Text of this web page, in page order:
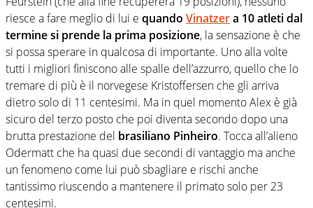
riesce a fare meglio di lui e quando Vinatzera 10 atleti dal
termine si prende la prima posizione, la sensazione è che
si possa sperare in qualcosa di importante. Uno alla volte
tutti i migliori finiscono alle spalle dell’azzurro, quello che lo
tremare di più è il norvegese Kristoffersen che gli arriva
dietro solo di 11 centesimi. Ma in quel momento Alex è già
sicuro del terzo posto che poi diventa secondo dopo una
brutta prestazione del brasiliano Pinheiro. Tocca all’alieno
Odermatt che ha quasi due secondi di vantaggio ma anche
un fenomeno come lui può sbagliare e rischi anche
tantissimo riuscendo a mantenere il primato solo per 23
centesimi.